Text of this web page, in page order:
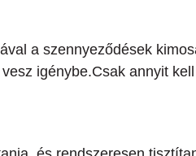
a szennyeződések
igénybe.Csak annyit